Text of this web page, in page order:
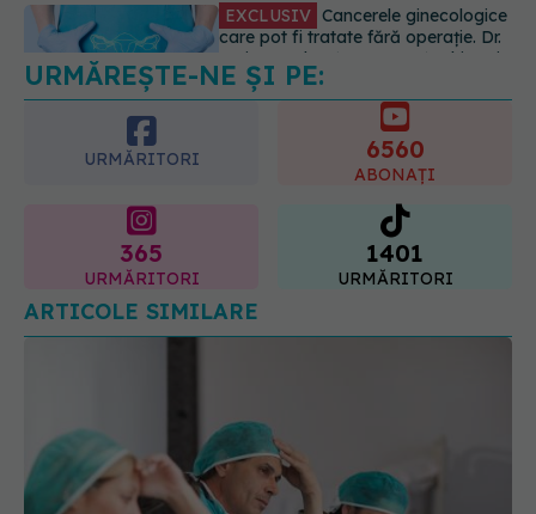
EXCLUSIV Brahiterapie vs
radioterapie externă în cancerul
ginecologic. Dr. Sorin Bogdan
(SANADOR) explică diferența și
cum acționează tratamentul
URMĂREȘTE-NE ȘI PE:
URMĂRITORI 6560
ABONAȚI
URMĂRITORI
1401
URMĂRITORI
ARTICOLE SIMILARE